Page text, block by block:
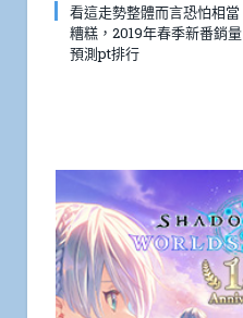
看這走勢整體而言恐怕相當
糟糕，2019年春季新番銷量
預測pt排行